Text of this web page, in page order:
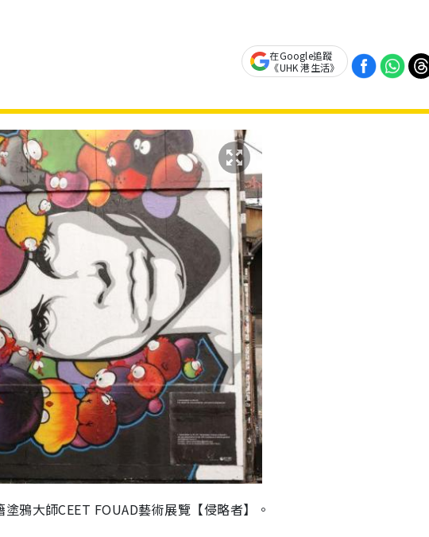
在Google追蹤
《UHK 港生活》
鴉大師CEET FOUAD藝術展覽【侵略者】。